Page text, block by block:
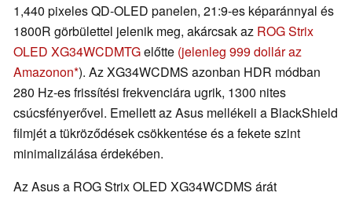
1,440 pixeles QD-OLED panelen, 21:9-es képaránnyal és
1800R görbülettel jelenik meg, akárcsak az ROG Strix
OLED XG34WCDMTGelőtte (jelenleg 999 dollár az
Amazonon ). Az XG34WCDMS azonban HDR módban
280 Hz-es frissítési frekvenciára ugrik, 1300 nites
csúcsfényerővel. Emellett az Asus mellékeli a BlackShield
filmjét a tükröződések csökkentése és a fekete szint
minimalizálása érdekében.
Az Asus a ROG Strix OLED XG34WCDMS árát